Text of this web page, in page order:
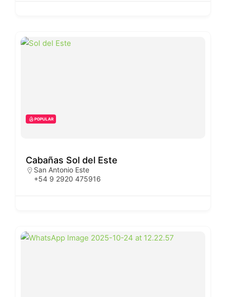
POPULAR
Cabañas Sol del Este
San Antonio Este
+54 9 2920 475916